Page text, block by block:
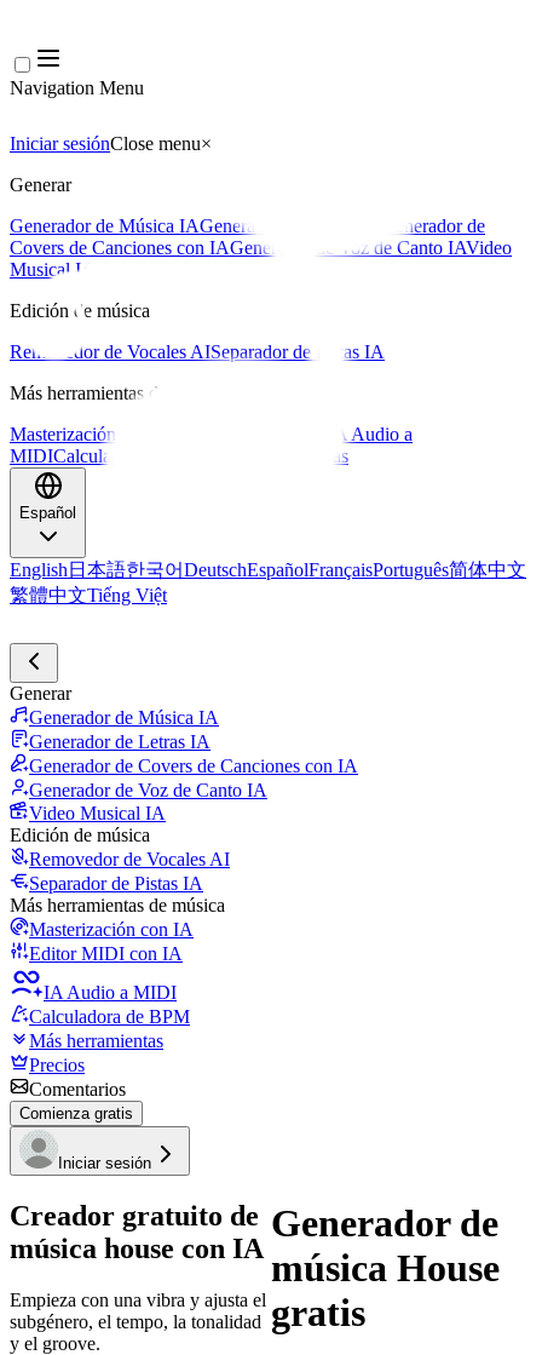
Navigation Menu
Iniciar sesiónClose menu×
Generar
Generador de Música IAGenerador de Letras IA
Generador de
Covers de Canciones con IAGenerador de Voz de Canto IAVideo
Musical IA
Edición de música
Removedor de Vocales AISeparador de Pistas IA
Más herramientas de música
Masterización con IA
IA Audio a
MIDICalculadora de BPM Más herramientas
Español
English 日本語한국어DeutschEspañolFrançaisPortuguês简体中文
繁體中文Tiếng Việt
Generar
Generador de Música IA
Generador de Letras IA
Generador de Covers de Canciones con IA
Generador de Voz de Canto IA
Video Musical IA
Edición de música
Removedor de Vocales AI
Separador de Pistas IA
Más herramientas de música
Masterización con IA
Editor MIDI con IA
IA Audio a MIDI
Calculadora de BPM
Más herramientas
Precios
Comentarios
Comienza gratis
Iniciar sesión
Creador gratuito de
música house con IA
Empieza con una vibra y ajusta el
subgénero, el tempo, la tonalidad
y el groove.
Generador de
música House
gratis